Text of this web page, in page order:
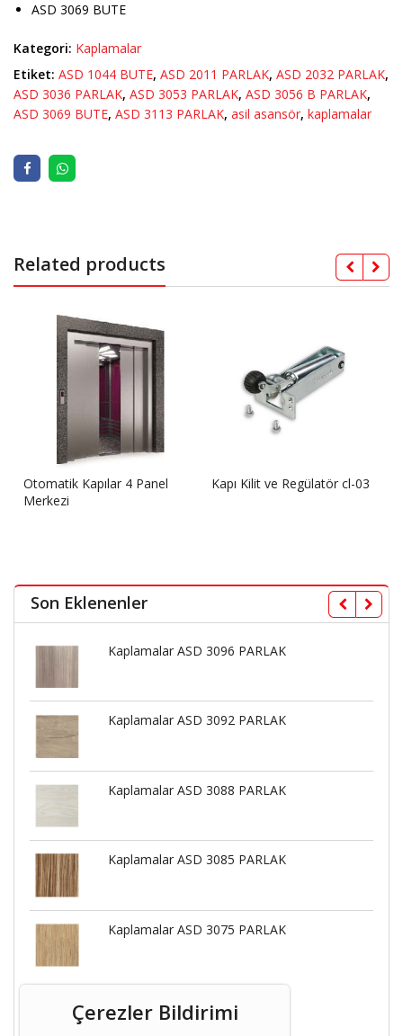
ASD 3069 BUTE
Kategori: Kaplamalar
Etiket: ASD 1044 BUTE, ASD 2011 PARLAK, ASD 2032 PARLAK,
ASD 3036 PARLAK, ASD 3053 PARLAK, ASD 3056 B PARLAK,
ASD 3069 BUTE, ASD 3113 PARLAK, asil asansör, kaplamalar
Related products
Otomatik Kapılar 4 Panel
Merkezi
Kapı Kilit ve Regülatör cl-03
Son Eklenenler
Kaplamalar ASD 3096 PARLAK
Kaplamalar ASD 3092 PARLAK
Kaplamalar ASD 3088 PARLAK
Kaplamalar ASD 3085 PARLAK
Kaplamalar ASD 3075 PARLAK
Çerezler Bildirimi